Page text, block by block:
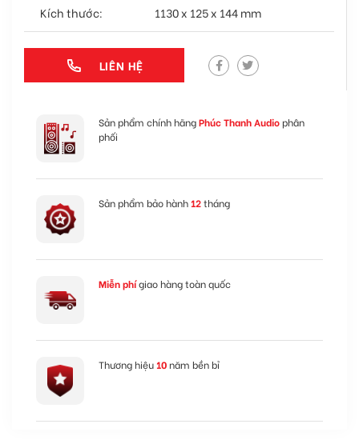
Kích thước:
1130 x 125 x 144 mm
LIÊN HỆ
Sản phẩm chính hãngPhúc Thanh Audio phân
phối
Sản phẩm bảo hành 12tháng
Miễn phígiao hàng toàn quốc
Thương hiệu 10 năm bền bỉ